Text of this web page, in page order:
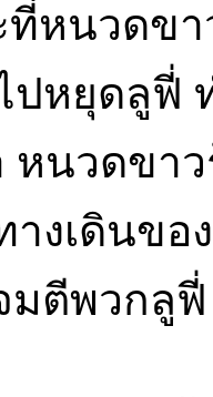
ที่หนวดข
ไปหยุดลู
หนวดขา
งเดินขอ
มตีพวกลู